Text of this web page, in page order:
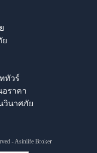
ย
ทัวร์
ราคา
วินาศภัย
- Asinlife Broker